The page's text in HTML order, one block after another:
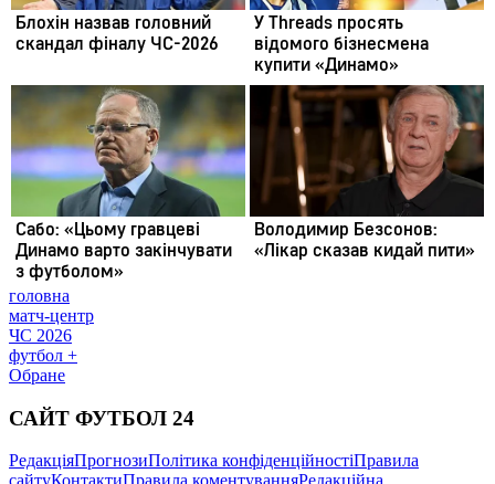
головна
матч-центр
ЧС 2026
футбол +
Обране
САЙТ ФУТБОЛ 24
РедакціяПрогнозиПолітика конфіденційностіПравила